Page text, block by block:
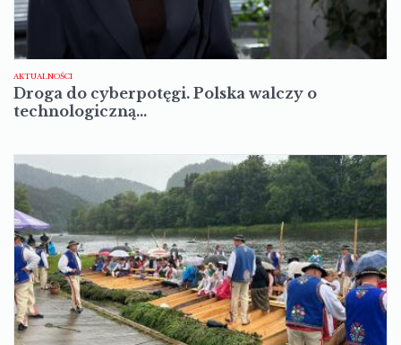
AKTUALNOŚCI
Droga do cyberpotęgi. Polska walczy o
technologiczną…